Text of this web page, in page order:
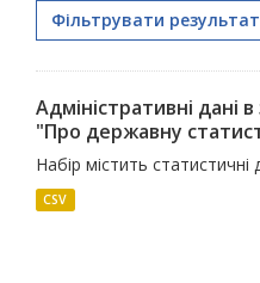
Фільтрувати
Адміністративні дані
"Про державну
Набір містить статистичні
CSV